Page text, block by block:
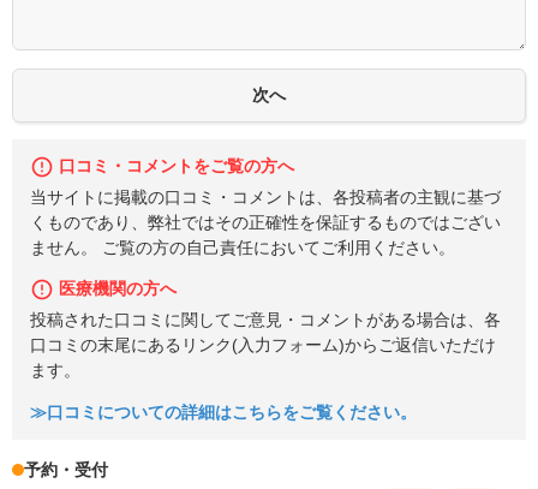
口コミ・コメントをご覧の方へ
当サイトに掲載の口コミ・コメントは、各投稿者の主観に基づ
くものであり、弊社ではその正確性を保証するものではござい
ません。 ご覧の方の自己責任においてご利用ください。
医療機関の方へ
投稿された口コミに関してご意見・コメントがある場合は、各
口コミの末尾にあるリンク(入力フォーム)からご返信いただけ
ます。
≫口コミについての詳細はこちらをご覧ください。
予約・受付